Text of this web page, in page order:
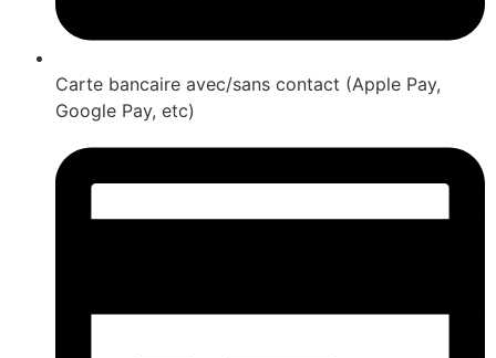
Carte bancaire avec/sans contact (Apple Pay,
Google Pay, etc)